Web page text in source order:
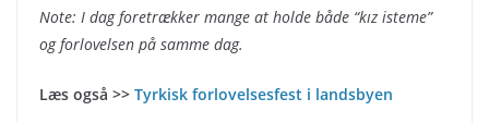
Note: I dag foretrækker mange at holde både “kız isteme”
og forlovelsen på samme dag.
Læs også >> Tyrkisk forlovelsesfest i landsbyen